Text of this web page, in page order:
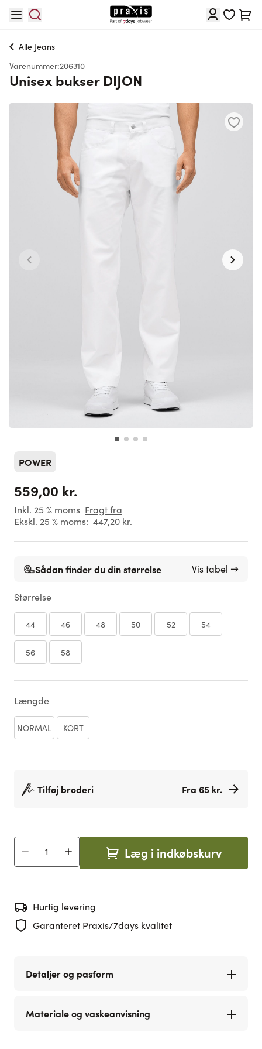
Cart
Alle Jeans
Varenummer:206310
Unisex bukser DIJON
POWER
559,00 kr.
Inkl. 25 % moms Fragt fra
Ekskl. 25 % moms: 447,20 kr.
Sådan finder du din størrelse Vis tabel →
Størrelse
44 46 48 50 52 54
56 58
Længde
NORMAL KORT
Tilføj broderi Fra 65 kr.
Antal Læg i indkøbskurv
Hurtig levering
Garanteret Praxis/7days kvalitet
Detaljer og pasform
Materiale og vaskeanvisning